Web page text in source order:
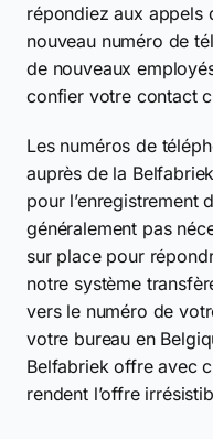
répondiez aux appels
nouveau numéro de
de nouveaux
confier votre contact
Les numéros de
auprès de la
pour l’enregistrement
généralement pas
sur place pour
notre système
vers le numéro de
votre bureau en
Belfabriek offre avec
rendent l’offre